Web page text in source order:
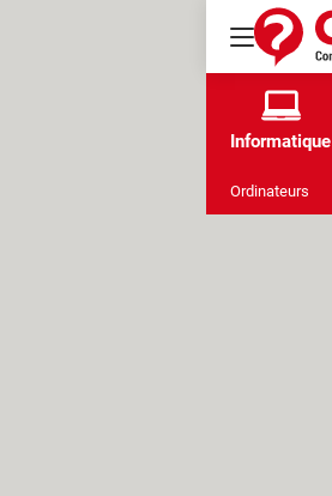
Informatique
Ordinateurs